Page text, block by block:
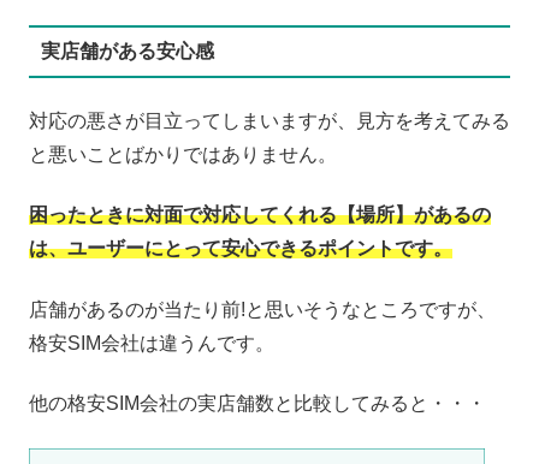
実店舗がある安心感
対応の悪さが目立ってしまいますが、見方を考えてみる
と悪いことばかりではありません。
困ったときに対面で対応してくれる【場所】があるの
は、ユーザーにとって安心できるポイントです。
店舗があるのが当たり前!と思いそうなところですが、
格安SIM会社は違うんです。
他の格安SIM会社の実店舗数と比較してみると・・・